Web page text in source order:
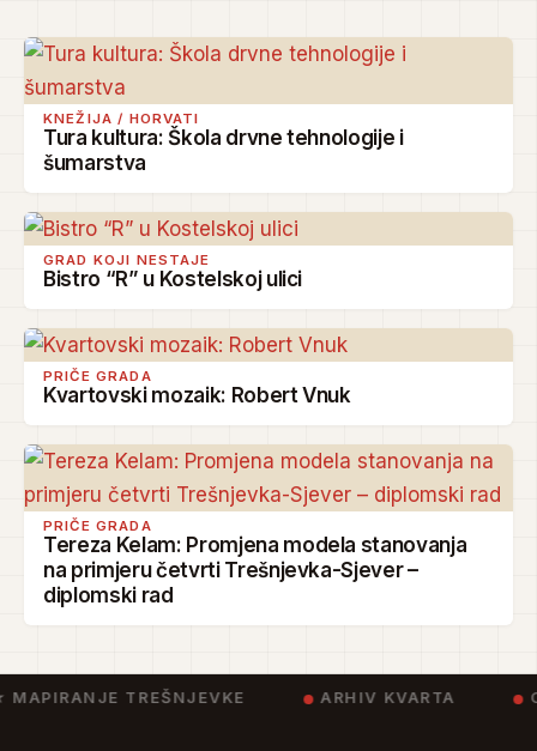
KNEŽIJA / HORVATI
Tura kultura: Škola drvne tehnologije i
šumarstva
GRAD KOJI NESTAJE
Bistro “R” u Kostelskoj ulici
PRIČE GRADA
Kvartovski mozaik: Robert Vnuk
PRIČE GRADA
Tereza Kelam: Promjena modela stanovanja
na primjeru četvrti Trešnjevka-Sjever –
diplomski rad
TREŠNJEVKE ARHIV KVARTA